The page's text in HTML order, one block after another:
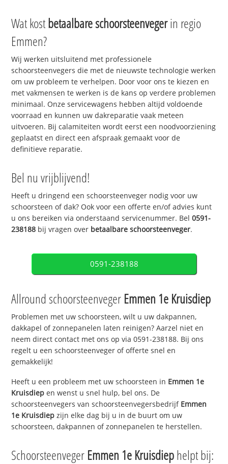
Wat kostbetaalbare schoorsteenvegerin regio
Emmen?
Wij werken uitsluitend met professionele
schoorsteenvegers die met de nieuwste technologie werken
om uw probleem te verhelpen. Door voor ons te kiezen en
met vakmensen te werken is de kans op verdere problemen
minimaal. Onze servicewagens hebben altijd voldoende
voorraad en kunnen uw dakreparatie vaak meteen
uitvoeren. Bij calamiteiten wordt eerst een noodvoorziening
geplaatst en direct een afspraak gemaakt voor de
definitieve reparatie.
Bel nu vrijblijvend!
Heeft u dringend een schoorsteenveger nodig voor uw
schoorsteen of dak? Ook voor een offerte en/of advies kunt
u ons bereiken via onderstaand servicenummer. Bel0591-
238188 bij vragen over betaalbare schoorsteenveger.
0591-238188
Allround schoorsteenveger Emmen 1e Kruisdiep
Problemen met uw schoorsteen, wilt u uw dakpannen,
dakkapel of zonnepanelen laten reinigen? Aarzel niet en
neem direct contact met ons op via 0591-238188. Bij ons
regelt u een schoorsteenveger of offerte snel en
gemakkelijk!
Heeft u een probleem met uw schoorsteen in Emmen 1e
Kruisdiep en wenst u snel hulp, bel ons. De
schoorsteenvegers van schoorsteenvegersbedrijf Emmen
1e Kruisdiep zijn elke dag bij u in de buurt om uw
schoorsteen, dakpannen of zonnepanelen te herstellen.
Schoorsteenveger Emmen 1e Kruisdiephelpt bij: